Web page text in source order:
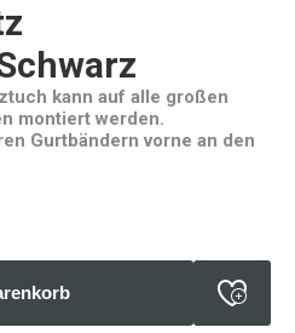
kann auf alle großen
montiert werden.
Gurtbändern vorne an den